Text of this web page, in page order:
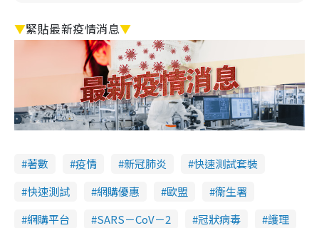
▼緊貼最新疫情消息▼
著數 疫情 新冠肺炎
快速測試套裝
快速測試
網購優惠 歐盟
衞生署
網購平台
SARS－CoV－2 冠狀病毒 護理